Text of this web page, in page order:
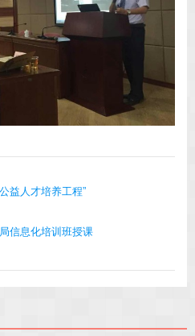
益人才培养工程”
信息化培训班授课